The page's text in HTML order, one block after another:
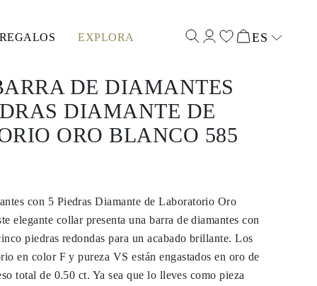
EXPLORA ES
DE DIAMANTES
DIAMANTE DE
ORO BLANCO 585
con 5 Piedras Diamante de Laboratorio Oro
elegante collar presenta una barra de diamantes con
piedras redondas para un acabado brillante. Los
en color F y pureza VS están engastados en oro de
total de 0.50 ct. Ya sea que lo lleves como pieza